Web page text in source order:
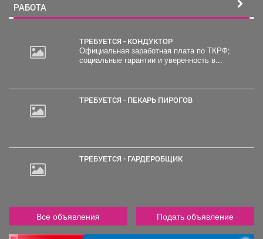
РАБОТА
ТРЕБУЕТСЯ - КОНДУКТОР
Официальная заработная плата по ТКРФ;
социальные гарантии и уверенность в...
ТРЕБУЕТСЯ - ПЕКАРЬ ПИРОГОВ
ТРЕБУЕТСЯ - ГАРДЕРОБЩИК
Все объявления Подать объявление